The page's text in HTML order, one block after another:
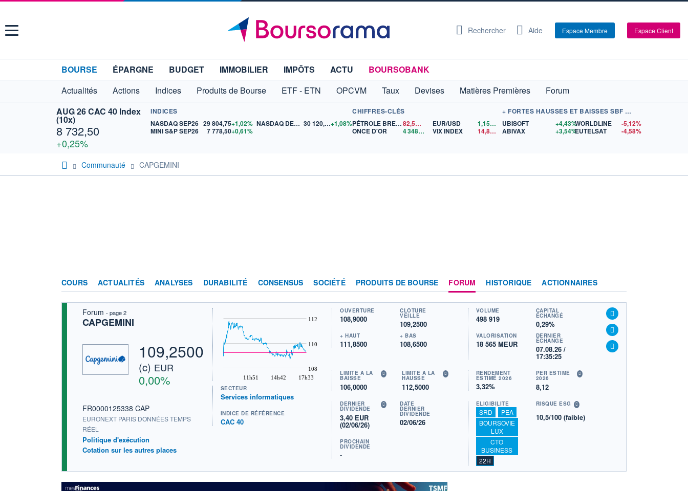
Menu Rechercher Aide Espace Membre Espace Client
BOURSE ÉPARGNE BUDGET IMMOBILIER IMPÔTS ACTU
BOURSOBANK
Actualités
Actions Indices Produits de Bourse ETF - ETN OPCVM Taux Devises Matières Premières
Forum
AUG 26 CAC 40 Index
(10x)
8 732,50
+0,25%
INDICES
NASDAQ SEP26 29 804,75+1,02%
MINI S&P SEP26
7 778,50+0,61%
NASDAQ DEC26 30 120,25+1,08%
CHIFFRES-CLÉS
PÉTROLE BRENT
82,59$US
ONCE D'OR
4 348,29 $US
EUR/USD 1,1569
$US
VIX INDEX
14,83$US
+ FORTES HAUSSES ET BAISSES SBF 120
UBISOFT
+4,43%
ABIVAX
+3,54%
WORLDLINE
-5,12%
EUTELSAT
-4,58%
Communauté CAPGEMINI
COURS ACTUALITÉS ANALYSES DURABILITÉ CONSENSUS SOCIÉTÉ PRODUITS DE BOURSE FORUM HISTORIQUE ACTIONNAIRES
Forum - page 2
CAPGEMINI
109,2500
(c) EUR
0,00%
FR0000125338 CAP
EURONEXT PARIS DONNÉES TEMPS
RÉEL
Politique d'exécution
Cotation sur les autres places
11h51 14h42 17h33
108
110
112
SECTEUR
Services informatiques
INDICE DE RÉFÉRENCE
CAC 40
OUVERTURE
108,9000
CLÔTURE
VEILLE
109,2500
+ HAUT
111,8500
+ BAS
108,6500
VOLUME
498 919
CAPITAL
ÉCHANGÉ
0,29%
VALORISATION
18 565 MEUR
DERNIER
ÉCHANGE
07.08.26 /
17:35:25
LIMITE À LA
BAISSE
106,0000
LIMITE À LA
HAUSSE
112,5000
RENDEMENT
ESTIMÉ 2026
3,32%
PER ESTIMÉ
2026
8,12
DERNIER
DIVIDENDE
3,40 EUR
(02/06/26)
DATE
DERNIER
DIVIDENDE
02/06/26
PROCHAIN
DIVIDENDE
-
ÉLIGIBILITÉ
SRD
PEA
BOURSOVIE
LUX
CTO
BUSINESS
22H
RISQUE ESG
10,5/100 (faible)